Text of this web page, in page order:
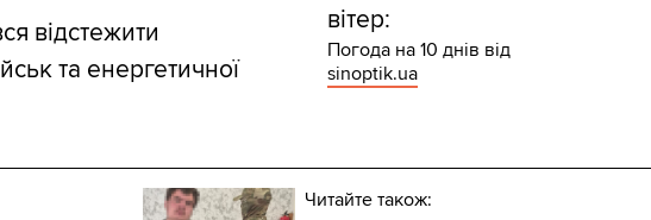
відстежити
та енергетичної
Читайте також:
вітер:
Погода на 10 днів від
sinoptik.ua